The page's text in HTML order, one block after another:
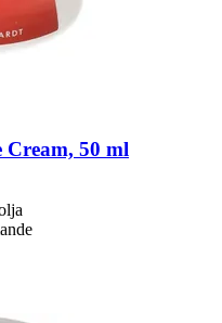
Cream, 50 ml